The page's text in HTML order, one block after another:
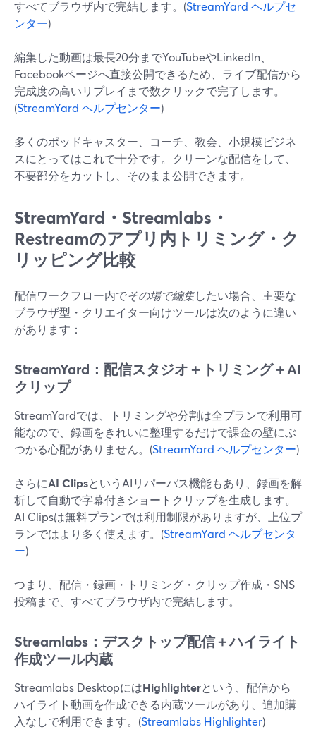
すべてブラウザ内で完結します。(StreamYard ヘルプセ
ンター)
編集した動画は最長20分までYouTubeやLinkedIn、
Facebookページへ直接公開できるため、ライブ配信から
完成度の高いリプレイまで数クリックで完了します。
(StreamYard ヘルプセンター)
多くのポッドキャスター、コーチ、教会、小規模ビジネ
スにとってはこれで十分です。クリーンな配信をして、
不要部分をカットし、そのまま公開できます。
StreamYard・Streamlabs・
Restreamのアプリ内トリミング・ク
リッピング比較
配信ワークフロー内でその場で編集したい場合、主要な
ブラウザ型・クリエイター向けツールは次のように違い
があります：
StreamYard：配信スタジオ＋トリミング＋AI
クリップ
StreamYardでは、トリミングや分割は全プランで利用可
能なので、録画をきれいに整理するだけで課金の壁にぶ
つかる心配がありません。(StreamYard ヘルプセンター)
さらにAI ClipsというAIリパーパス機能もあり、録画を解
析して自動で字幕付きショートクリップを生成します。
AI Clipsは無料プランでは利用制限がありますが、上位プ
ランではより多く使えます。(StreamYard ヘルプセンタ
ー)
つまり、配信・録画・トリミング・クリップ作成・SNS
投稿まで、すべてブラウザ内で完結します。
Streamlabs：デスクトップ配信＋ハイライト
作成ツール内蔵
Streamlabs DesktopにはHighlighterという、配信から
ハイライト動画を作成できる内蔵ツールがあり、追加購
入なしで利用できます。(Streamlabs Highlighter)